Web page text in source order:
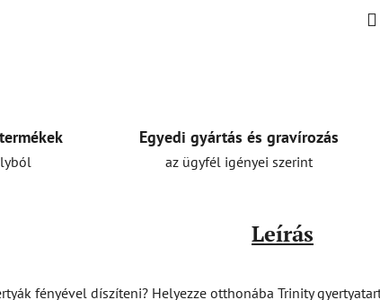
Egyedi gyártás és gravírozás
az ügyfél igényei szerint
Leírás
fényével díszíteni? Helyezze otthonába Trinity